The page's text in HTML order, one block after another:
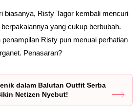
biasanya, Risty Tagor kembali mencuri
yang cukup berbubah.
Risty pun menuai perhatian
Penasaran?
dalam Balutan Outfit Serba
Netizen Nyebut!